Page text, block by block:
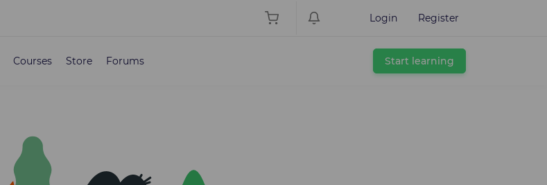
Login Register
Courses Store Forums Start learning